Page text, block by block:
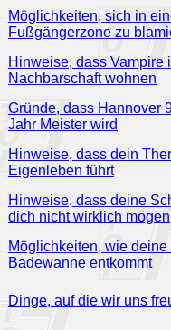
Möglichkeiten, sich in
Fußgängerzone zu
Hinweise, dass Vampire
Nachbarschaft wohnen
Gründe, dass Hannover
Jahr Meister wird
Hinweise, dass dein
Eigenleben führt
Hinweise, dass deine
dich nicht wirklich mögen
Möglichkeiten, wie deine
Badewanne entkommt
Dinge, auf die wir uns